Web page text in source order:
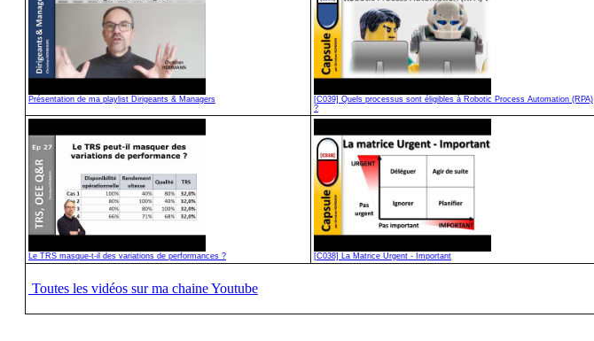
Présentation de ma playlist Dirigeants & Managers
[C039] Quels processus sont éligibles à Robotic Process Automation (RPA)
?
Le TRS masque-t-il des variations de performances ? [C038] La Matrice Urgent - Important
Toutes les vidéos sur ma chaine Youtube